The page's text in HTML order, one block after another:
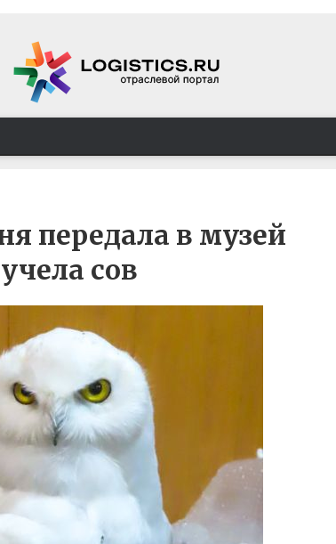
передала в музей
сов